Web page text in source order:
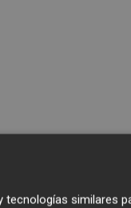
similares